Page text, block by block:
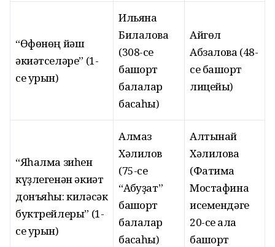
“Өфөнөң йәш
әкиәтселәре” (1-
се урын)
Ильяна
Билалова
(308-се
башҡорт
балалар
баҡсаһы)
Айгөл
Абзалова (48-
се башҡорт
лицейы)
“Яһалма зиһен
күҙлегенән әкиәт
донъяһы: киләсәк
буктрейлеры” (1-
се урын)
Алмаз
Хәлилов
(75-се
“Аҡбуҙат”
башҡорт
балалар
баҡсаһы)
Алтынай
Хәлилова
(Фатима
Мостафина
исемендәге
20-се ҡала
башҡорт